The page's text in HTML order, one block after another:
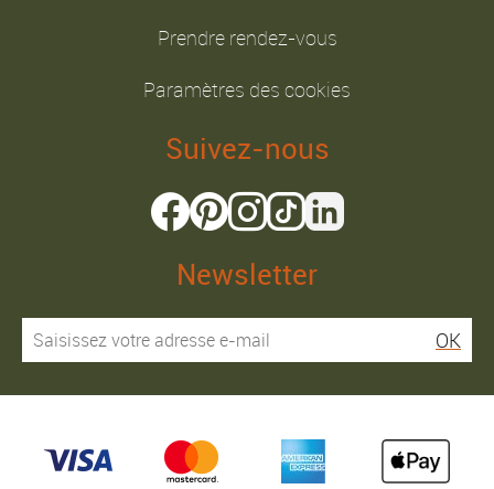
Prendre rendez-vous
Paramètres des cookies
Suivez-nous
Newsletter
OK